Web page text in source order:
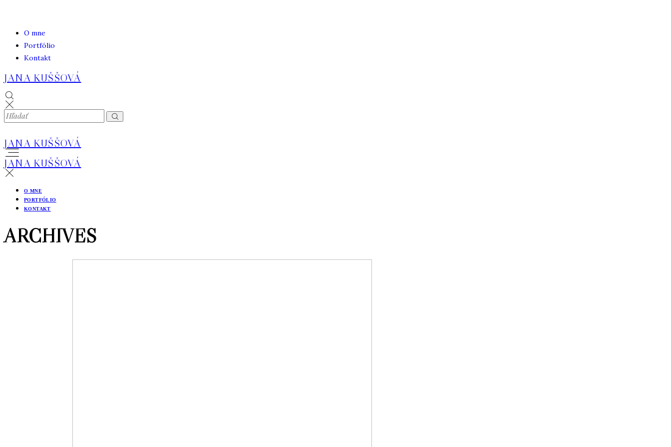
O mne
Portfólio
Kontakt
JANA KUŠŠOVÁ
JANA KUŠŠOVÁ
JANA KUŠŠOVÁ
O MNE
PORTFÓLIO
KONTAKT
ARCHIVES